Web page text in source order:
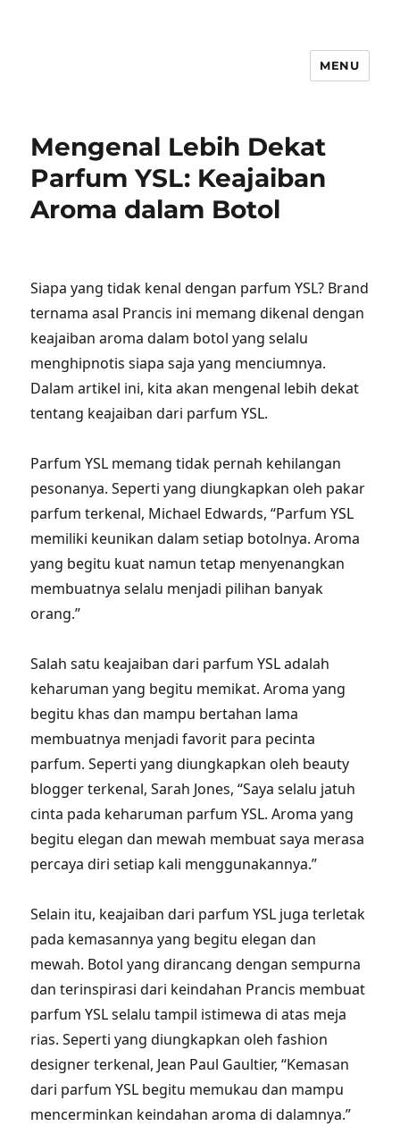
MENU
Mengenal Lebih Dekat
Parfum YSL: Keajaiban
Aroma dalam Botol
Siapa yang tidak kenal dengan parfum YSL? Brand
ternama asal Prancis ini memang dikenal dengan
keajaiban aroma dalam botol yang selalu
menghipnotis siapa saja yang menciumnya.
Dalam artikel ini, kita akan mengenal lebih dekat
tentang keajaiban dari parfum YSL.
Parfum YSL memang tidak pernah kehilangan
pesonanya. Seperti yang diungkapkan oleh pakar
parfum terkenal, Michael Edwards, “Parfum YSL
memiliki keunikan dalam setiap botolnya. Aroma
yang begitu kuat namun tetap menyenangkan
membuatnya selalu menjadi pilihan banyak
orang.”
Salah satu keajaiban dari parfum YSL adalah
keharuman yang begitu memikat. Aroma yang
begitu khas dan mampu bertahan lama
membuatnya menjadi favorit para pecinta
parfum. Seperti yang diungkapkan oleh beauty
blogger terkenal, Sarah Jones, “Saya selalu jatuh
cinta pada keharuman parfum YSL. Aroma yang
begitu elegan dan mewah membuat saya merasa
percaya diri setiap kali menggunakannya.”
Selain itu, keajaiban dari parfum YSL juga terletak
pada kemasannya yang begitu elegan dan
mewah. Botol yang dirancang dengan sempurna
dan terinspirasi dari keindahan Prancis membuat
parfum YSL selalu tampil istimewa di atas meja
rias. Seperti yang diungkapkan oleh fashion
designer terkenal, Jean Paul Gaultier, “Kemasan
dari parfum YSL begitu memukau dan mampu
mencerminkan keindahan aroma di dalamnya.”